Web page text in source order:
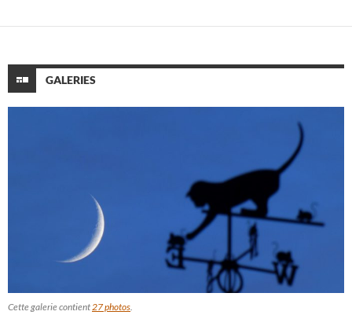
GALERIES
Cette galerie contient27 photos.